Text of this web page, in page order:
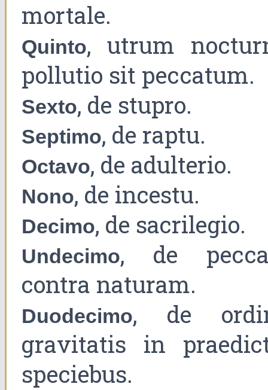
mortale.
Quinto, utrum
pollutio sit peccatum.
Sexto, de stupro.
Septimo, de raptu.
Octavo, de adulterio.
Nono, de incestu.
Decimo, de sacrilegio.
Undecimo, de
contra naturam.
Duodecimo, de
gravitatis in
speciebus.